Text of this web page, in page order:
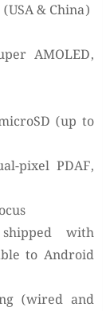
& China)
AMOLED,
(up to
pixel PDAF,
with
to Android
(wired and